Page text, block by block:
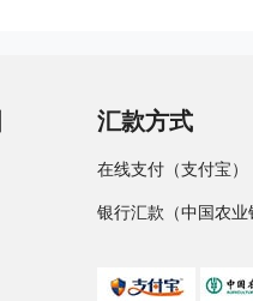
汇款方式
在线支付（支付宝）
银行汇款（中国农业